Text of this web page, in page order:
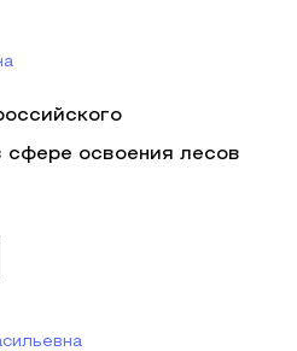
сфере освоения лесов